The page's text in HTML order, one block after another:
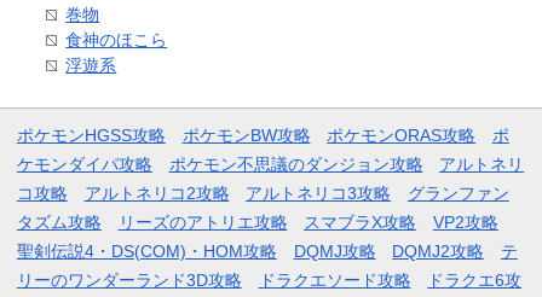
巻物
食神のほこら
浮遊系
ポケモンHGSS攻略 ポケモンBW攻略 ポケモンORAS攻略
ポ
ケモンダイパ攻略
ポケモン不思議のダンジョン攻略
アルトネリ
コ攻略
アルトネリコ2攻略 アルトネリコ3攻略
グランファン
タズム攻略
リーズのアトリエ攻略 スマブラX攻略
VP2攻略
聖剣伝説4・DS(COM)・HOM攻略
DQMJ攻略 DQMJ2攻略
テ
リーのワンダーランド3D攻略
ドラクエソード攻略
ドラクエ6攻